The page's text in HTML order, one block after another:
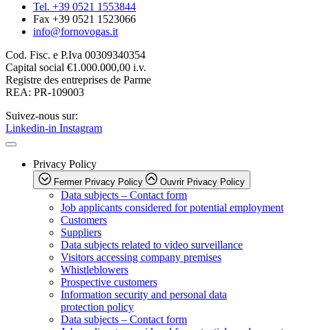
Tel. +39 0521 1553844
Fax +39 0521 1523066
info@fornovogas.it
Cod. Fisc. e P.Iva 00309340354
Capital social €1.000.000,00 i.v.
Registre des entreprises de Parme
REA: PR-109003
Suivez-nous sur:
Linkedin-in Instagram
Privacy Policy
Fermer Privacy Policy Ouvrir Privacy Policy
Data subjects – Contact form
Job applicants considered for potential employment
Customers
Suppliers
Data subjects related to video surveillance
Visitors accessing company premises
Whistleblowers
Prospective customers
Information security and personal data
protection policy
Data subjects – Contact form